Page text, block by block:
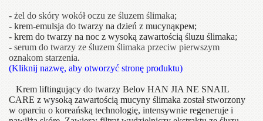
- żel do skóry wokół oczu ze śluzem ślimaka;
- krem-emulsja do twarzy na dzień z mucynąкрем;
- krem do twarzy na noc z wysoką zawartością śluzu ślimaka;
- serum do twarzy ze śluzem ślimaka przeciw pierwszym
oznakom starzenia.
(Kliknij nazwę, aby otworzyć stronę produktu)
Krem liftingujący do twarzy Belov HAN JIA NE SNAIL
CARE z wysoką zawartością mucyny ślimaka został stworzony
w oparciu o koreańską technologię, intensywnie regeneruje i